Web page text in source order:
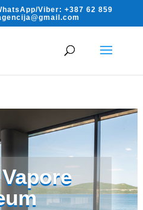
Viber: +387 62 859